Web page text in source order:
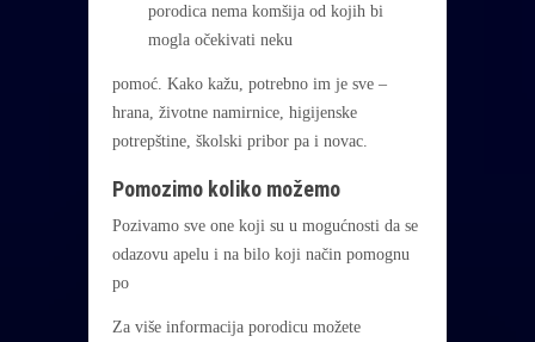
porodica nema komšija od kojih bi
mogla očekivati neku
pomoć. Kako kažu, potrebno im je sve –
hrana, životne namirnice, higijenske
potrepštine, školski pribor pa i novac.
Pomozimo koliko možemo
Pozivamo sve one koji su u mogućnosti da se
odazovu apelu i na bilo koji način pomognu
po
Za više informacija porodicu možete